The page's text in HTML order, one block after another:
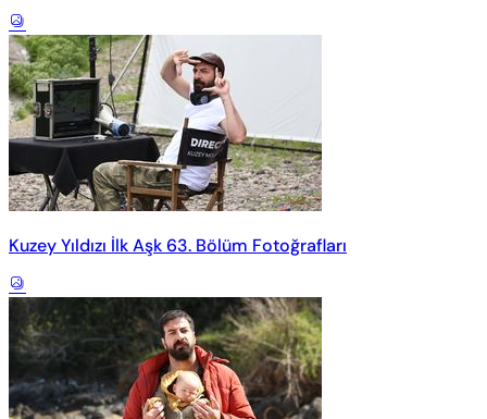
Kuzey Yıldızı İlk Aşk 63. Bölüm Fotoğrafları